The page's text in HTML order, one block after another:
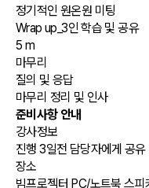
정기적인 원온원 미팅
Wrap up_3인 학습 및 공유
5 m
마무리
질의 및 응답
마무리 정리 및 인사
준비사항 안내
강사정보
진행 3일전 담당자에게 공유
장소
빔프로젝터 PC/노트북 스